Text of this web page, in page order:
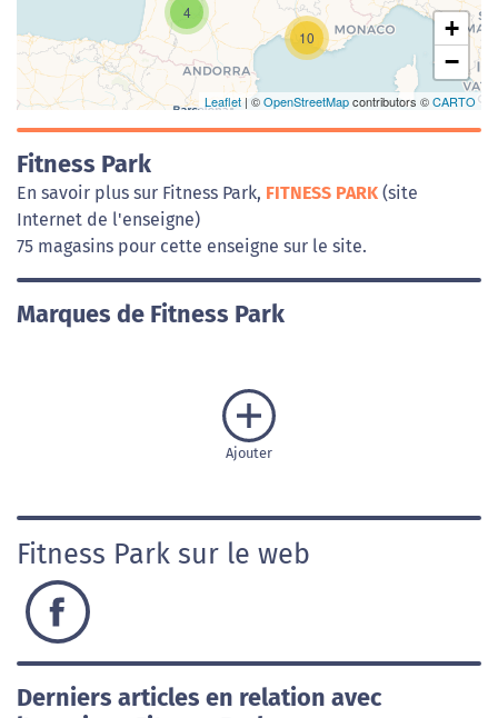
4
10
+
−
Leaflet | ©OpenStreetMapcontributors ©CARTO
Fitness Park
En savoir plus sur Fitness Park, FITNESS PARK (site
Internet de l'enseigne)
75 magasins pour cette enseigne sur le site.
Marques de Fitness Park
Ajouter
Fitness Park sur le web
Derniers articles en relation avec